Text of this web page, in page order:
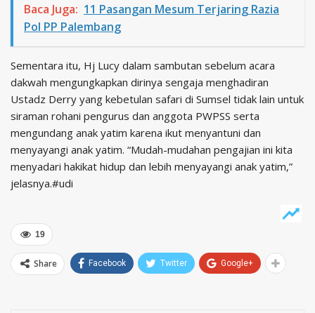
Baca Juga: 11 Pasangan Mesum Terjaring Razia
Pol PP Palembang
Sementara itu, Hj Lucy dalam sambutan sebelum acara
dakwah mengungkapkan dirinya sengaja menghadiran
Ustadz Derry yang kebetulan safari di Sumsel tidak lain untuk
siraman rohani pengurus dan anggota PWPSS serta
mengundang anak yatim karena ikut menyantuni dan
menyayangi anak yatim. “Mudah-mudahan pengajian ini kita
menyadari hakikat hidup dan lebih menyayangi anak yatim,”
jelasnya.#udi
19
Share Facebook Twitter Google+